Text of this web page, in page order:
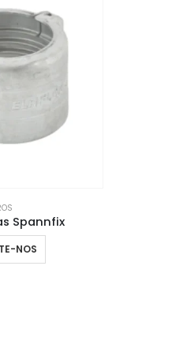
Alimentar
NOS